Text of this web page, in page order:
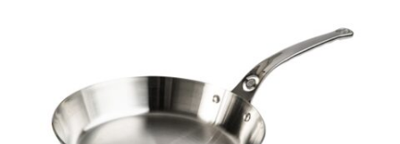
מחבתות
כלי הגשה ואירוח
מוצרי חשמל למטבח
גאדג'טס וכלי מטבח